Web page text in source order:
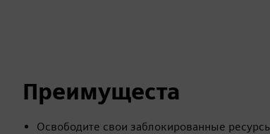
Преимущеста
Освободите свои заблокированные